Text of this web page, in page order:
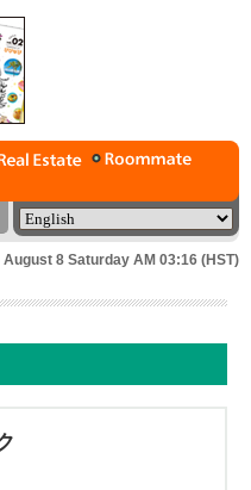
August 8 Saturday AM 03:16 (HST)